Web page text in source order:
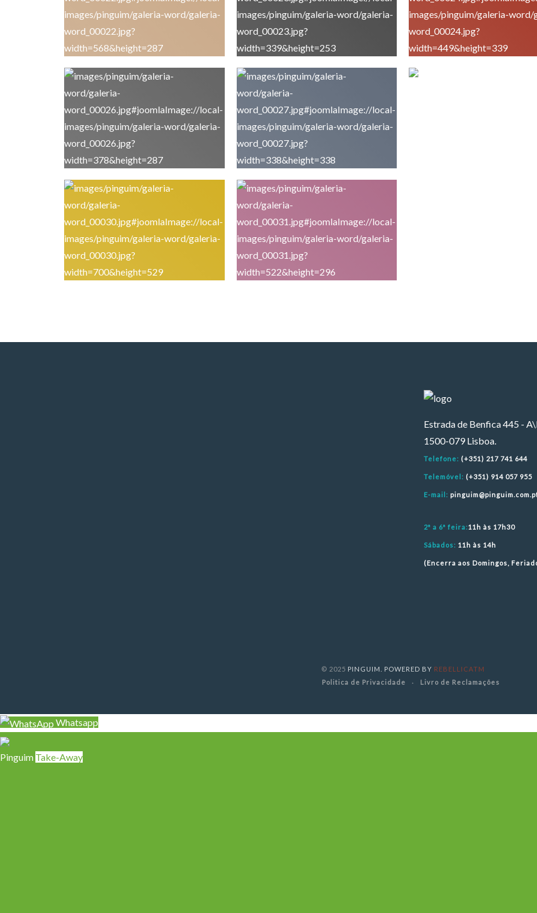
Estrada de Benfica 445 -
1500-079 Lisboa.
Telefone: (+351) 217 741 644
Telemóvel: (+351) 914 057 955
E-mail:
2ª a 6ª feira:11h às 17h30
Sábados: 11h às 14h
(Encerra aos Domingos,
© 2025 PINGUIM. POWERED BY REBELLICATM
Politica de Privacidade
Livro de Reclamações
Whatsapp
Pinguim Take-Away